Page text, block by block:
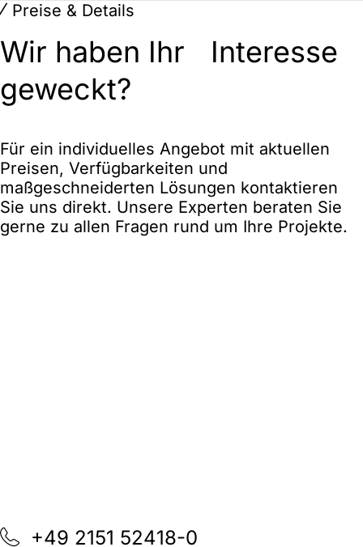
Preise & Details
Wir haben Ihr Interesse
geweckt?
Für ein individuelles Angebot mit aktuellen
Preisen, Verfügbarkeiten und
maßgeschneiderten Lösungen kontaktieren
Sie uns direkt. Unsere Experten beraten Sie
gerne zu allen Fragen rund um Ihre Projekte.
+49 2151 52418-0